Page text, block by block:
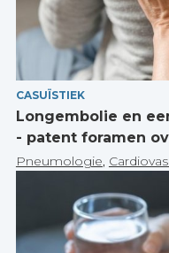
CASUÏSTIEK
Longembolie en
- patent foramen
Pneumologie,